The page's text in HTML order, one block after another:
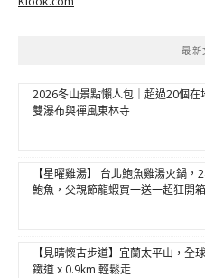
最新
2026冬山景點懶人包｜超過20個在
雙瀑布與禪風東林寺
【星曜雞湯】 台北鮑魚雞湯火鍋
鮑魚，父親節龍蝦買一送一超狂開箱
【見晴懷古步道】宜蘭太平山，全
鐵道 x 0.9km 輕鬆走